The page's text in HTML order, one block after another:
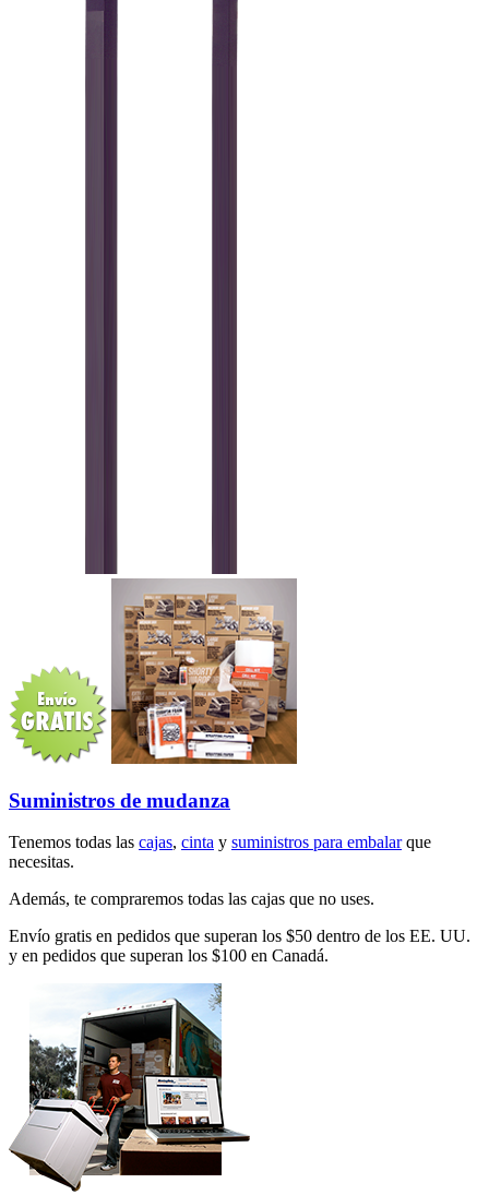
Suministros de mudanza
Tenemos todas las cajas, cinta y suministros para embalarque
necesitas.
Además, te compraremos todas las cajas que no uses.
Envío gratis en pedidos que superan los $50 dentro de los EE. UU.
y en pedidos que superan los $100 en Canadá.